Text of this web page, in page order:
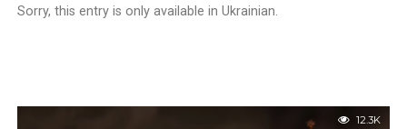
Sorry, this entry is only available in Ukrainian.
12.3K